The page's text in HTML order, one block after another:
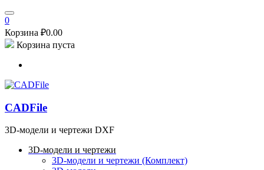
0
Корзина ₽0.00
Корзина пуста
CADFile
3D-модели и чертежи DXF
3D-модели и чертежи
3D-модели и чертежи (Комплект)